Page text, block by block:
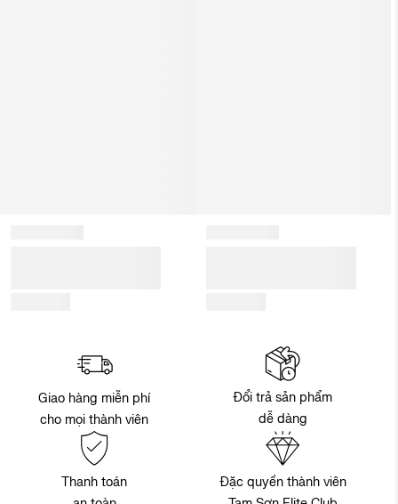
Giao hàng miễn phí
cho mọi thành viên
Đổi trả sản phẩm
dễ dàng
Thanh toán
Đặc quyền thành viên